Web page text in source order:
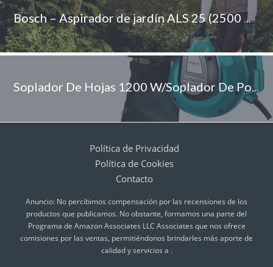
Bosch – Aspirador de jardín ALS 25 (2500 W, en cartón)
Soplador De Hojas 1200 W/Soplador De Polvo/Mini Soplador De Aire, Puede Ser Utilizado como Un Aspirador, Control De Velocidad Variable, Ligero, PequeñO Ventilador Industrial del Hogar
Política de Privacidad
Política de Cookies
Contacto
Anuncio: No percibimos compensación por las recensiones de los
productos que publicamos. No obstante, formamos una parte del
Programa de Amazon Associates LLC Associates que nos ofrece
comisiones por las ventas, permitiéndonos brindarles más aporte de
calidad y servicios a .